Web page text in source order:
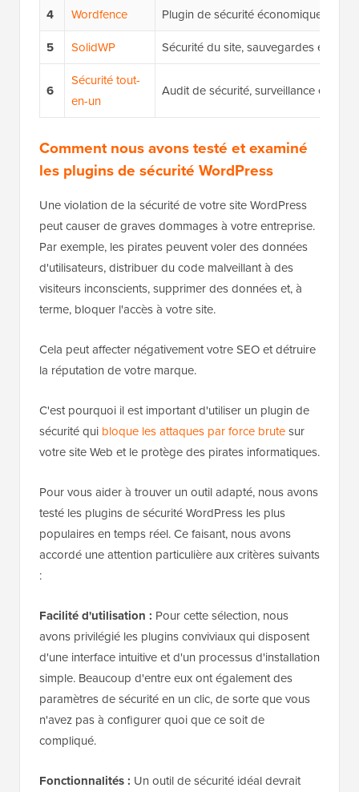
4 Wordfence
Plugin de sécurité économique
5
SolidWP Sécurité du site, sauvegardes et
6
Sécurité tout-
en-un
Audit de sécurité, surveillance et
Comment nous avons testé et examiné
les plugins de sécurité WordPress
Une violation de la sécurité de votre site WordPress
peut causer de graves dommages à votre entreprise.
Par exemple, les pirates peuvent voler des données
d'utilisateurs, distribuer du code malveillant à des
visiteurs inconscients, supprimer des données et, à
terme, bloquer l'accès à votre site.
Cela peut affecter négativement votre SEO et détruire
la réputation de votre marque.
C'est pourquoi il est important d'utiliser un plugin de
sécurité qui bloque les attaques par force brutesur
votre site Web et le protège des pirates informatiques.
Pour vous aider à trouver un outil adapté, nous avons
testé les plugins de sécurité WordPress les plus
populaires en temps réel. Ce faisant, nous avons
accordé une attention particulière aux critères suivants
:
Facilité d'utilisation : Pour cette sélection, nous
avons privilégié les plugins conviviaux qui disposent
d'une interface intuitive et d'un processus d'installation
simple. Beaucoup d'entre eux ont également des
paramètres de sécurité en un clic, de sorte que vous
n'avez pas à configurer quoi que ce soit de
compliqué.
Fonctionnalités : Un outil de sécurité idéal devrait